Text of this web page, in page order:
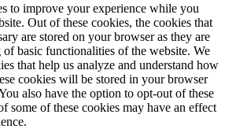
to improve your experience while you
Out of these cookies, the cookies that
are stored on your browser as they are
basic functionalities of the website. We
that help us analyze and understand how
cookies will be stored in your browser
also have the option to opt-out of these
some of these cookies may have an effect